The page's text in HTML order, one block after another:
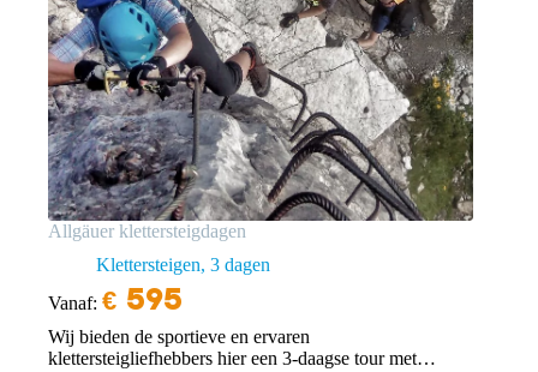
Allgäuer klettersteigdagen
Klettersteigen 3 dagen
Vanaf: € 595
Wij bieden de sportieve en ervaren
klettersteigliefhebbers hier een 3-daagse tour met